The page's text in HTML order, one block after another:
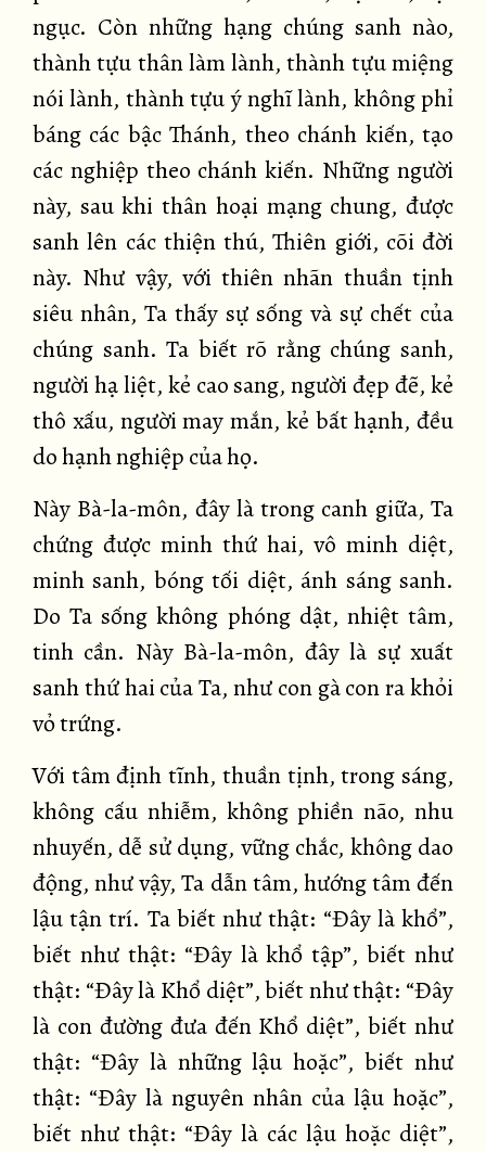
ngục. Còn những hạng chúng sanh nào,
thành tựu thân làm lành, thành tựu miệng
nói lành, thành tựu ý nghĩ lành, không phỉ
báng các bậc Thánh, theo chánh kiến, tạo
các nghiệp theo chánh kiến. Những người
này, sau khi thân hoại mạng chung, được
sanh lên các thiện thú, Thiên giới, cõi đời
này. Như vậy, với thiên nhãn thuần tịnh
siêu nhân, Ta thấy sự sống và sự chết của
chúng sanh. Ta biết rõ rằng chúng sanh,
người hạ liệt, kẻ cao sang, người đẹp đẽ, kẻ
thô xấu, người may mắn, kẻ bất hạnh, đều
do hạnh nghiệp của họ.
Này Bà-la-môn, đây là trong canh giữa, Ta
chứng được minh thứ hai, vô minh diệt,
minh sanh, bóng tối diệt, ánh sáng sanh.
Do Ta sống không phóng dật, nhiệt tâm,
tinh cần. Này Bà-la-môn, đây là sự xuất
sanh thứ hai của Ta, như con gà con ra khỏi
vỏ trứng.
Với tâm định tĩnh, thuần tịnh, trong sáng,
không cấu nhiễm, không phiền não, nhu
nhuyến, dễ sử dụng, vững chắc, không dao
động, như vậy, Ta dẫn tâm, hướng tâm đến
lậu tận trí. Ta biết như thật: “Đây là khổ”,
biết như thật: “Đây là khổ tập”, biết như
thật: “Đây là Khổ diệt”, biết như thật: “Đây
là con đường đưa đến Khổ diệt”, biết như
thật: “Đây là những lậu hoặc”, biết như
thật: “Đây là nguyên nhân của lậu hoặc”,
biết như thật: “Đây là các lậu hoặc diệt”,